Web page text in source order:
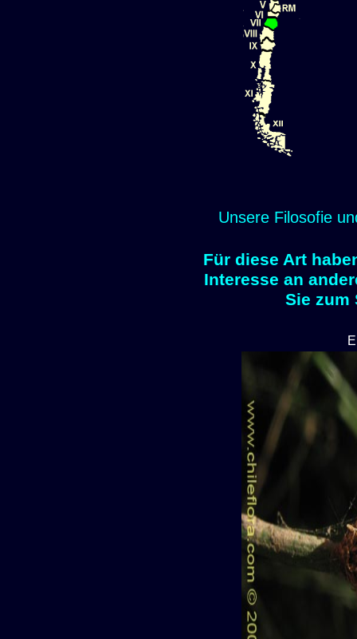
Unsere Filosofie
Für diese Art
Interesse an
Sie zum